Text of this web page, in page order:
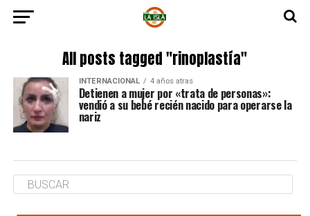
All posts tagged "rinoplastía"
INTERNACIONAL 4 años atras
Detienen a mujer por «trata de personas»:
vendió a su bebé recién nacido para operarse la
nariz